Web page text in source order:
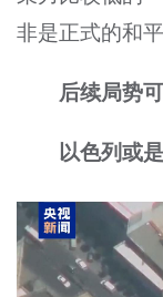
非是正式的和平
后续局势
以色列或